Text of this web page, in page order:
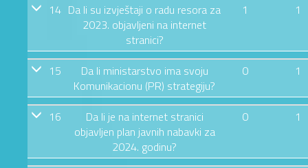
14 Da li su izvještaji o radu resora za
2023. objavljeni na internet
stranici?
1 1
15
Da li ministarstvo ima svoju
Komunikacionu (PR) strategiju?
0 1
16
Da li je na internet stranici
objavljen plan javnih nabavki za
2024. godinu?
0 1